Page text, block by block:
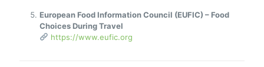
European Food Information Council (EUFIC) – Food
Choices During Travel
https://www.eufic.org